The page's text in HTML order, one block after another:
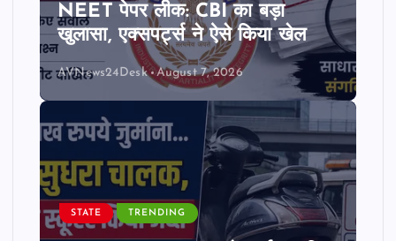
NEET पेपर लीक: CBI का बड़ा
खुलासा, एक्सपर्ट्स ने ऐसे किया खेल
AVNews24Desk August 7, 2026
STATE TRENDING